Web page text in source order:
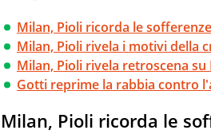
Milan, Pioli ricorda le
Milan, Pioli rivela i motivi della
Milan, Pioli rivela retroscena su
Gotti reprime la rabbia contro
Milan, Pioli ricorda le